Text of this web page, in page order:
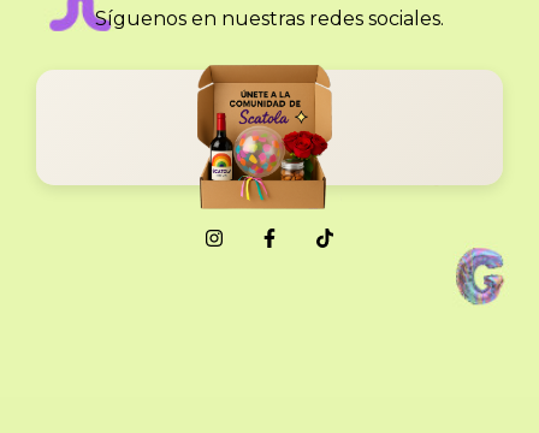
Síguenos en nuestras redes sociales.